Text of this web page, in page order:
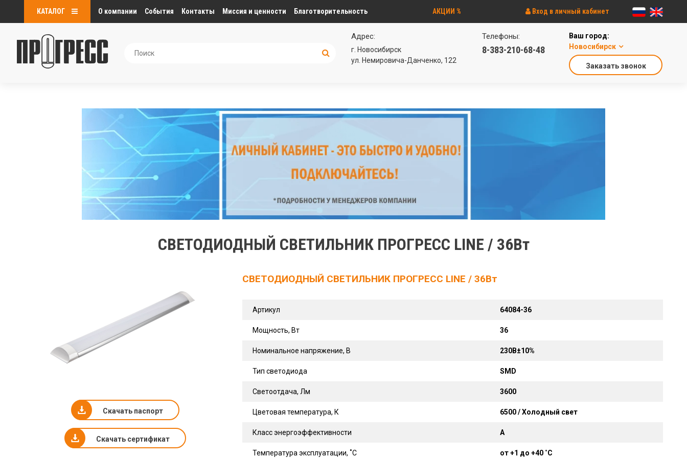
КАТАЛОГ О компании События Контакты Миссия и ценности Благотворительность АКЦИИ % Вход в личный кабинет
Адрес:
г. Новосибирск
ул. Немировича-Данченко, 122
Телефоны:
8-383-210-68-48
Ваш город:
Новосибирск
Заказать звонок
СВЕТОДИОДНЫЙ СВЕТИЛЬНИК ПРОГРЕСС LINE / 36Вт
Скачать паспорт
Скачать сертификат
СВЕТОДИОДНЫЙ СВЕТИЛЬНИК ПРОГРЕСС LINE / 36Вт
Артикул 64084-36
Мощность, Вт 36
Номинальное напряжение, В 230В±10%
Тип светодиода SMD
Светоотдача, Лм 3600
Цветовая температура, К 6500 / Холодный свет
Класс энергоэффективности A
Температура эксплуатации, ˚С от +1 до +40 ˚С